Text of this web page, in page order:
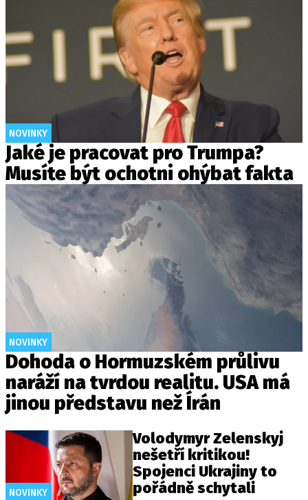
NOVINKY
Jaké je pracovat pro Trumpa?
Musíte být ochotni ohýbat fakta
NOVINKY
Dohoda o Hormuzském průlivu
naráží na tvrdou realitu. USA má
jinou představu než Írán
NOVINKY
Volodymyr Zelenskyj
nešetří kritikou!
Spojenci Ukrajiny to
pořádně schytali